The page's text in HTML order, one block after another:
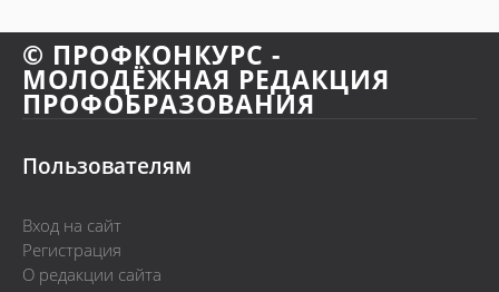
© ПРОФКОНКУРС -
МОЛОДЁЖНАЯ РЕДАКЦИЯ
ПРОФОБРАЗОВАНИЯ
Пользователям
Вход на сайт
Регистрация
О редакции сайта